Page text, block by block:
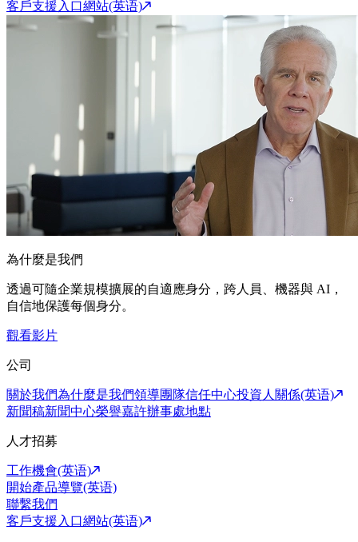
客戶支援入口網站(英语)
為什麼是我們
透過可隨企業規模擴展的自適應身分，跨人員、機器與 AI，
自信地保護每個身分。
觀看影片
公司
關於我們為什麼是我們領導團隊信任中心投資人關係(英语)
新聞稿新聞中心榮譽嘉許辦事處地點
人才招募
工作機會(英语)
開始產品導覽(英语)
聯繫我們
客戶支援入口網站(英语)